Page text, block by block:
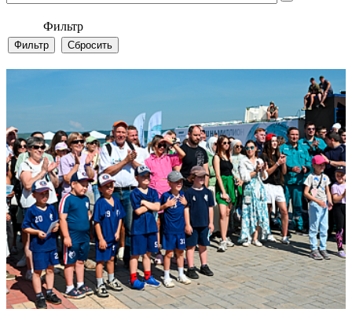
Фильтр